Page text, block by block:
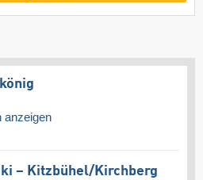
anzeigen
– Kitzbühel/​Kirchberg